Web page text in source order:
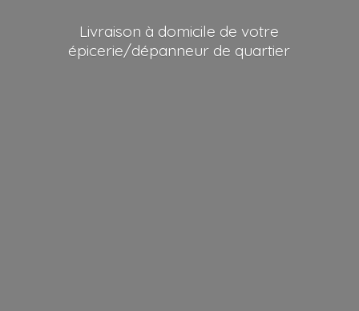
Livraison à domicile de votre
épicerie/dépanneur de quartier